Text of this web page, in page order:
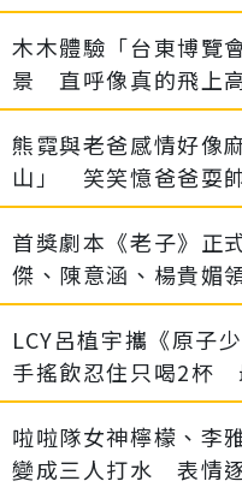
木木體驗「台東博覽
景 直呼像真的飛上
熊霓與老爸感情好像
山」 笑笑憶爸爸耍
首獎劇本《老子》正
傑、陳意涵、楊貴媚
LCY呂植宇攜《原子
手搖飲忍住只喝2杯
啦啦隊女神檸檬、李
變成三人打水 表情